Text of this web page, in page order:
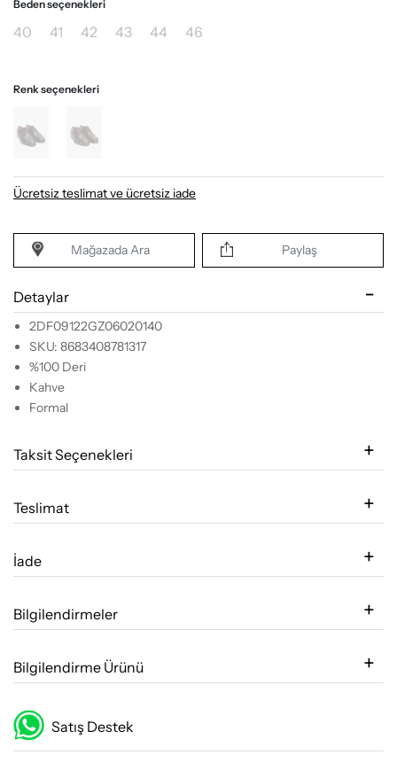
Beden seçenekleri
40 41 42 43 44 46
Renk seçenekleri
Ücretsiz teslimat ve ücretsiz iade
Mağazada Ara Paylaş
Detaylar
2DF09122GZ06020140
SKU: 8683408781317
%100 Deri
Kahve
Formal
Taksit Seçenekleri
Teslimat
İade
Bilgilendirmeler
Bilgilendirme Ürünü
Satış Destek